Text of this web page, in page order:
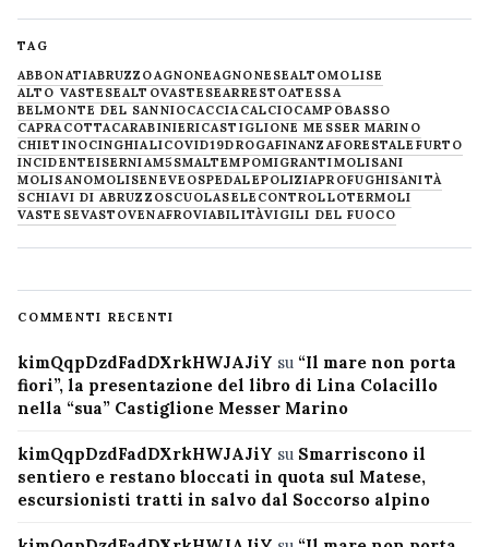
TAG
ABBONATIABRUZZOAGNONEAGNONESEALTOMOLISE
ALTO VASTESEALTOVASTESEARRESTOATESSA
BELMONTE DEL SANNIOCACCIACALCIOCAMPOBASSO
CAPRACOTTACARABINIERICASTIGLIONE MESSER MARINO
CHIETINOCINGHIALICOVID19DROGAFINANZAFORESTALE FURTO
INCIDENTEISERNIAM5SMALTEMPOMIGRANTIMOLISANI
MOLISANOMOLISENEVE OSPEDALEPOLIZIAPROFUGHISANITÀ
SCHIAVI DI ABRUZZOSCUOLASELECONTROLLOTERMOLI
VASTESEVASTOVENAFROVIABILITÀVIGILI DEL FUOCO
COMMENTI RECENTI
kimQqpDzdFadDXrkHWJAJiY su “Il mare non porta
fiori”, la presentazione del libro di Lina Colacillo
nella “sua” Castiglione Messer Marino
kimQqpDzdFadDXrkHWJAJiY su Smarriscono il
sentiero e restano bloccati in quota sul Matese,
escursionisti tratti in salvo dal Soccorso alpino